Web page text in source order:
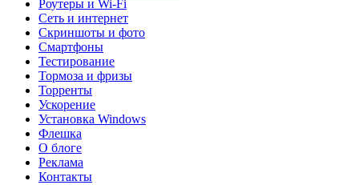
Роутеры и Wi-Fi
Сеть и интернет
Скриншоты и фото
Смартфоны
Тестирование
Тормоза и фризы
Торренты
Ускорение
Установка Windows
Флешка
О блоге
Реклама
Контакты